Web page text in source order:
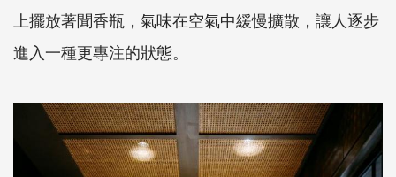
上擺放著聞香瓶，氣味在空氣中緩慢擴散，讓人逐步
進入一種更專注的狀態。